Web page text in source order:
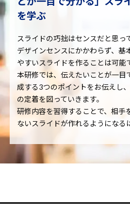
を学ぶ
スライドの巧拙はセンスだと思っ
デザインセンスにかかわらず、基
やすいスライドを作ることは可能
本研修では、伝えたいことが一目
成する3つのポイントをお伝えし
の定着を図っていきます。
研修内容を習得することで、相手
ないスライドが作れるようになる